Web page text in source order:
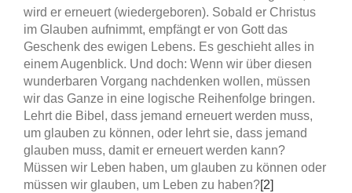
wird er erneuert (wiedergeboren). Sobald er Christus
im Glauben aufnimmt, empfängt er von Gott das
Geschenk des ewigen Lebens. Es geschieht alles in
einem Augenblick. Und doch: Wenn wir über diesen
wunderbaren Vorgang nachdenken wollen, müssen
wir das Ganze in eine logische Reihenfolge bringen.
Lehrt die Bibel, dass jemand erneuert werden muss,
um glauben zu können, oder lehrt sie, dass jemand
glauben muss, damit er erneuert werden kann?
Müssen wir Leben haben, um glauben zu können oder
müssen wir glauben, um Leben zu haben?[2]